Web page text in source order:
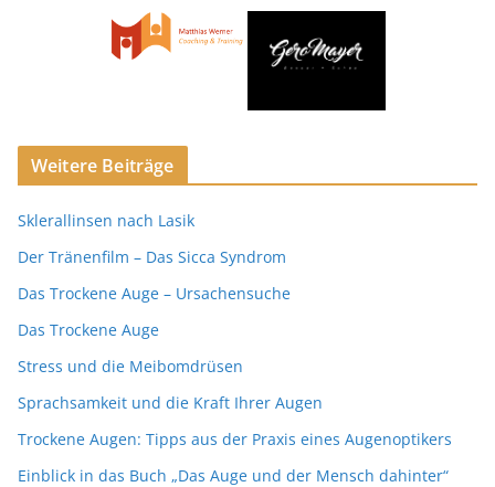
Weitere Beiträge
Sklerallinsen nach Lasik
Der Tränenfilm – Das Sicca Syndrom
Das Trockene Auge – Ursachensuche
Das Trockene Auge
Stress und die Meibomdrüsen
Sprachsamkeit und die Kraft Ihrer Augen
Trockene Augen: Tipps aus der Praxis eines Augenoptikers
Einblick in das Buch „Das Auge und der Mensch dahinter“